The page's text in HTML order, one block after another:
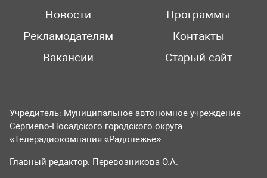
Новости
Программы
Рекламодателям
Контакты
Вакансии
Старый сайт
Учредитель: Муниципальное автономное учреждение
Сергиево-Посадского городского округа
«Телерадиокомпания «Радонежье».
Главный редактор: Перевозникова О.А.